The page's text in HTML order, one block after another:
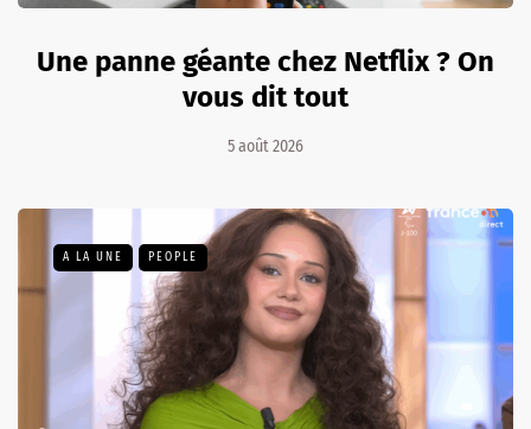
Une panne géante chez Netflix ? On
vous dit tout
5 août 2026
A LA UNE PEOPLE